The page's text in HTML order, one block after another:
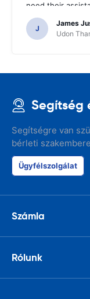
need their
services or car.
J
James
Udon
Segítség
Segítségre van
bérleti
Ügyfélszolgálat
Számla
Rólunk